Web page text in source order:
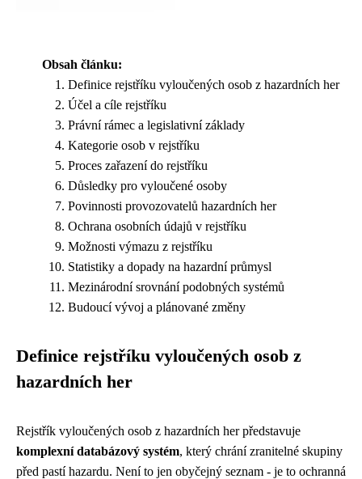
Obsah článku:
Definice rejstříku vyloučených osob z hazardních her
Účel a cíle rejstříku
Právní rámec a legislativní základy
Kategorie osob v rejstříku
Proces zařazení do rejstříku
Důsledky pro vyloučené osoby
Povinnosti provozovatelů hazardních her
Ochrana osobních údajů v rejstříku
Možnosti výmazu z rejstříku
Statistiky a dopady na hazardní průmysl
Mezinárodní srovnání podobných systémů
Budoucí vývoj a plánované změny
Definice rejstříku vyloučených osob z
hazardních her
Rejstřík vyloučených osob z hazardních her představuje
komplexní databázový systém, který chrání zranitelné skupiny
před pastí hazardu. Není to jen obyčejný seznam - je to ochranná